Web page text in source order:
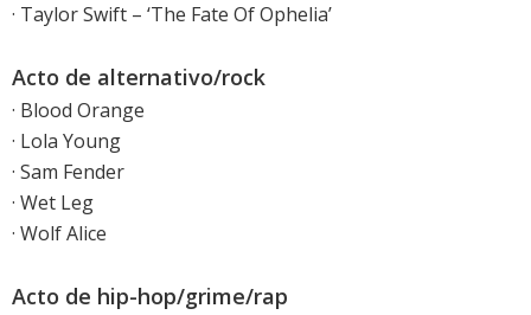
· Taylor Swift – ‘The Fate Of Ophelia’
Acto de alternativo/rock
· Blood Orange
· Lola Young
· Sam Fender
· Wet Leg
· Wolf Alice
Acto de hip-hop/grime/rap